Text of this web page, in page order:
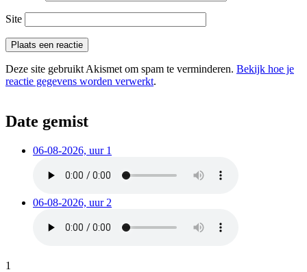
Site
Deze site gebruikt Akismet om spam te verminderen. Bekijk hoe je
reactie gegevens worden verwerkt.
Date gemist
06-08-2026, uur 1
06-08-2026, uur 2
1